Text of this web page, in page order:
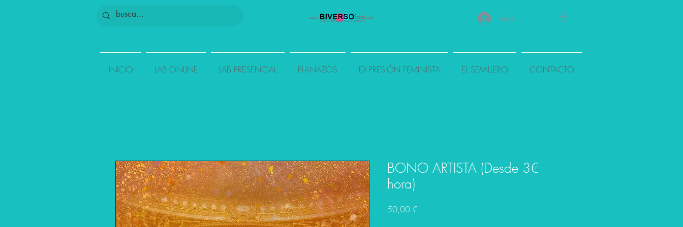
Iniciar sesión
INICIO LAB ONLINE LAB PRESENCIAL PLANAZOS EX-PRESIÓN FEMINISTA EL SEMILLERO CONTACTO
BONO ARTISTA (Desde 3€
hora)
50,00 €